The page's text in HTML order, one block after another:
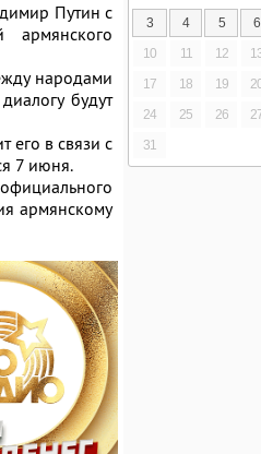
Путин с
армянского
народами
будут
его в связи с
7 июня.
армянскому
3
4 5 6
10
11 12
17
18 19
24
25 26
31